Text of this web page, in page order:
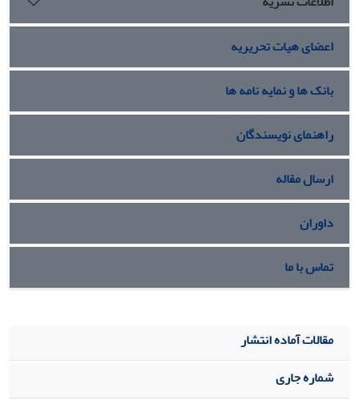
اعضای هیات تحریریه
بانک ها و نمایه نامه ها
راهنمای نویسندگان
ارسال مقاله
داوران
تماس با ما
مقالات آماده انتشار
شماره جاری